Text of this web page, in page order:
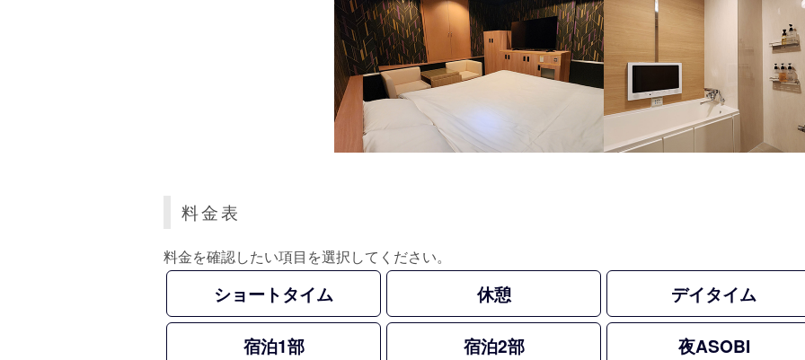
料金表
料金を確認したい項目を選択してください。
ショートタイム 休憩 デイタイム
宿泊1部 宿泊2部 夜ASOBI